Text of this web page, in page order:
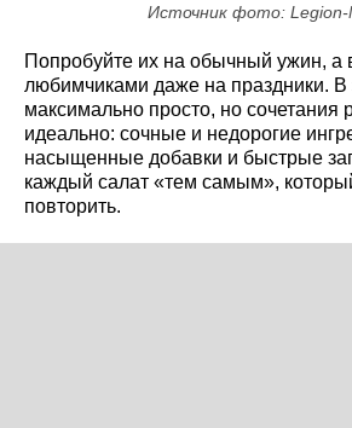
Источник фото: Legion-
Попробуйте их на обычный ужин, а
любимчиками даже на праздники. В
максимально просто, но сочетания
идеально: сочные и недорогие
насыщенные добавки и быстрые
каждый салат «тем самым»,
повторить.